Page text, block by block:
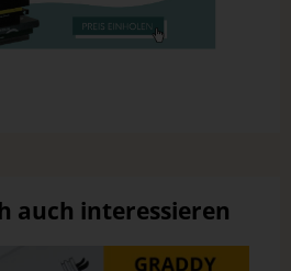
auch interessieren